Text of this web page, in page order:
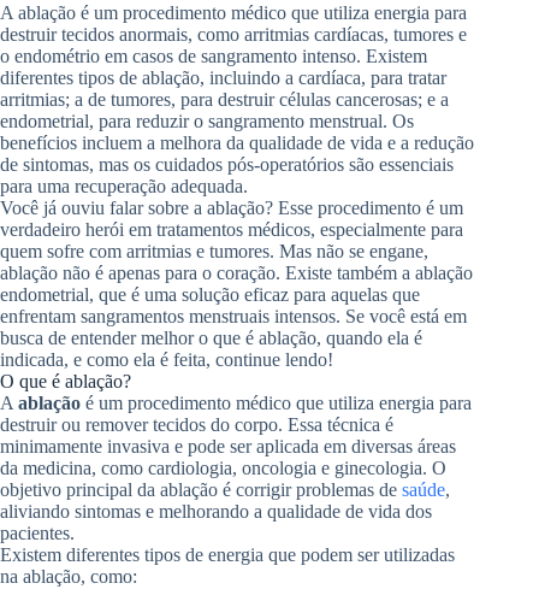
A ablação é um procedimento médico que utiliza energia para
destruir tecidos anormais, como arritmias cardíacas, tumores e
o endométrio em casos de sangramento intenso. Existem
diferentes tipos de ablação, incluindo a cardíaca, para tratar
arritmias; a de tumores, para destruir células cancerosas; e a
endometrial, para reduzir o sangramento menstrual. Os
benefícios incluem a melhora da qualidade de vida e a redução
de sintomas, mas os cuidados pós-operatórios são essenciais
para uma recuperação adequada.
Você já ouviu falar sobre a ablação? Esse procedimento é um
verdadeiro herói em tratamentos médicos, especialmente para
quem sofre com arritmias e tumores. Mas não se engane,
ablação não é apenas para o coração. Existe também a ablação
endometrial, que é uma solução eficaz para aquelas que
enfrentam sangramentos menstruais intensos. Se você está em
busca de entender melhor o que é ablação, quando ela é
indicada, e como ela é feita, continue lendo!
O que é ablação?
A ablação é um procedimento médico que utiliza energia para
destruir ou remover tecidos do corpo. Essa técnica é
minimamente invasiva e pode ser aplicada em diversas áreas
da medicina, como cardiologia, oncologia e ginecologia. O
objetivo principal da ablação é corrigir problemas de saúde,
aliviando sintomas e melhorando a qualidade de vida dos
pacientes.
Existem diferentes tipos de energia que podem ser utilizadas
na ablação, como: